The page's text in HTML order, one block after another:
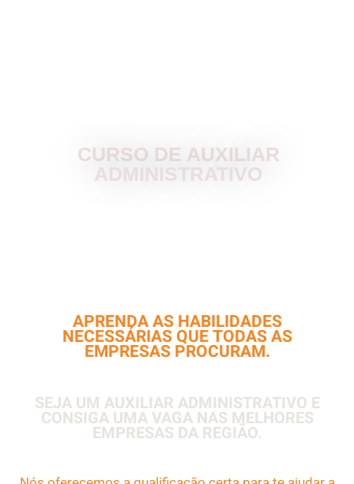
CURSO DE AUXILIAR
ADMINISTRATIVO
APRENDA AS HABILIDADES
NECESSÁRIAS QUE TODAS AS
EMPRESAS PROCURAM.
SEJA UM AUXILIAR ADMINISTRATIVO E
CONSIGA UMA VAGA NAS MELHORES
EMPRESAS DA REGIÃO.